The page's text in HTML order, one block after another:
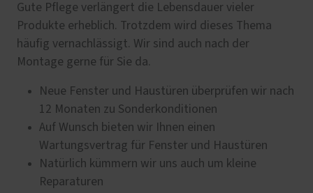
Gute Pflege verlängert die Lebensdauer vieler
Produkte erheblich. Trotzdem wird dieses Thema
häufig vernachlässigt. Wir sind auch nach der
Montage gerne für Sie da.
Neue Fenster und Haustüren überprüfen wir nach
12 Monaten zu Sonderkonditionen
Auf Wunsch bieten wir Ihnen einen
Wartungsvertrag für Fenster und Haustüren
Natürlich kümmern wir uns auch um kleine
Reparaturen